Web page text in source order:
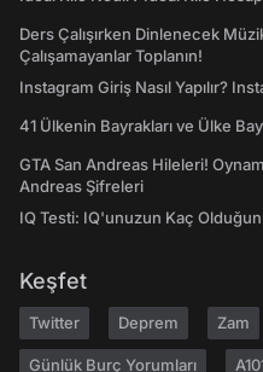
Ders Çalışırken Dinlenecek
Çalışamayanlar Toplanın!
Instagram Giriş Nasıl Yapılır?
41 Ülkenin Bayrakları ve Ülke
GTA San Andreas Hileleri!
Andreas Şifreleri
IQ Testi: IQ'unuzun Kaç
Keşfet
Twitter Deprem Zam
Günlük Burç Yorumları